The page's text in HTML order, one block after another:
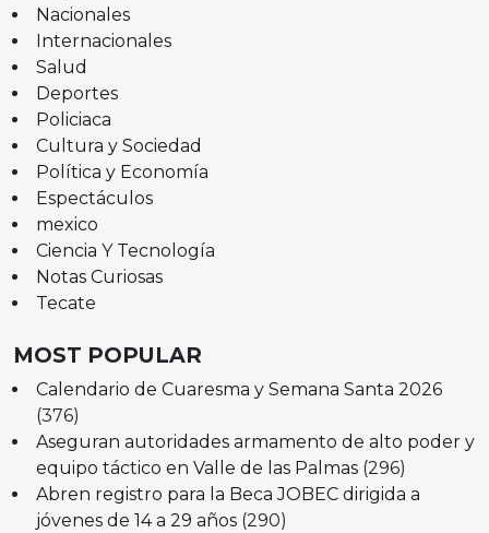
Nacionales
Internacionales
Salud
Deportes
Policiaca
Cultura y Sociedad
Política y Economía
Espectáculos
mexico
Ciencia Y Tecnología
Notas Curiosas
Tecate
MOST POPULAR
Calendario de Cuaresma y Semana Santa 2026
(376)
Aseguran autoridades armamento de alto poder y
equipo táctico en Valle de las Palmas (296)
Abren registro para la Beca JOBEC dirigida a
jóvenes de 14 a 29 años (290)